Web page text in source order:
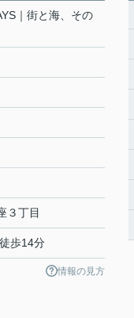
｜街と海、その
３丁目
歩14分
情報の見方